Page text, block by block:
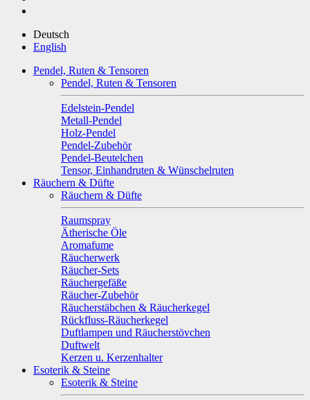
Deutsch
English
Pendel, Ruten & Tensoren
Pendel, Ruten & Tensoren
Edelstein-Pendel
Metall-Pendel
Holz-Pendel
Pendel-Zubehör
Pendel-Beutelchen
Tensor, Einhandruten & Wünschelruten
Räuchern & Düfte
Räuchern & Düfte
Raumspray
Ätherische Öle
Aromafume
Räucherwerk
Räucher-Sets
Räuchergefäße
Räucher-Zubehör
Räucherstäbchen & Räucherkegel
Rückfluss-Räucherkegel
Duftlampen und Räucherstövchen
Duftwelt
Kerzen u. Kerzenhalter
Esoterik & Steine
Esoterik & Steine